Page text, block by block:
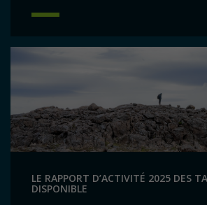
LE RAPPORT D’ACTIVITÉ 2025 DES
DISPONIBLE